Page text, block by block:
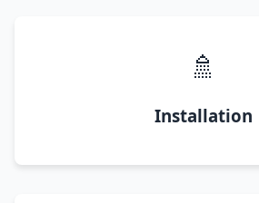
🚿
Installation